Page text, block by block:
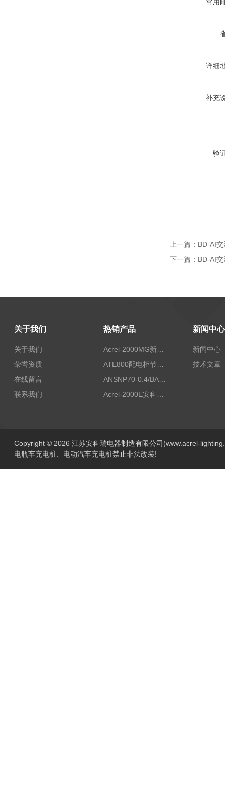
常用
详细
补充
验
上一篇： BD-AI
下一篇： BD-AI
关于我们
关于我们
荣誉资质
在线留言
联系我们
热销产品
Acrel-2000MG新能源消纳安科瑞微电网能量管理系统
ATE800配电柜节点无线测温/表带捆绑/无源感应取电
ANSNP70-0.4/BANSNP中线安防保护器 治理三相不平衡
Acrel-2000E安科瑞Acrel配电室综合监控系统
新闻中心
新闻中心
技术文章
Copyright © 2026 江苏安科瑞电器制造有限公司(www.acrel-
电瓶车充电桩、电动汽车充电桩禁止非法改装!